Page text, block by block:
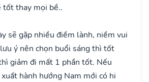
tốt thay mọi bề..
sẽ gặp nhiều điềm lành, niềm vui
ý nên chọn buổi sáng thì tốt
giảm đi mất 1 phần tốt. Nếu
hành hướng Nam mới có hi